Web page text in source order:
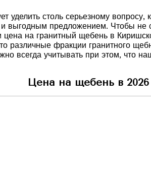
уделить столь серьезному
выгодным предложением. Чтобы не
на гранитный щебень в
различные фракции гранитного
всегда учитывать при этом, что
Цена на щебень в 2026